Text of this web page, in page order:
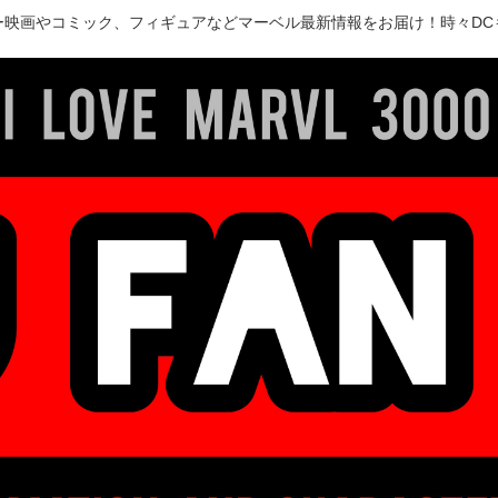
映画やコミック、フィギュアなどマーベル最新情報をお届け！時々DC